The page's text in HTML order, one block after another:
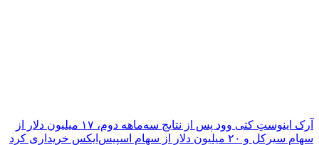
آرک اینوستِ کتی وود پس از نتایج سه‌ماهه دوم، ۱۷ میلیون دلار از
سهام سیرکل و ۲۰ میلیون دلار از سهام اسپیس‌ایکس خریداری کرد